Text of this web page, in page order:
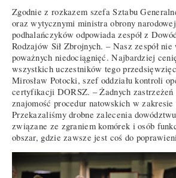
Zgodnie z rozkazem szefa Sztabu
oraz wytycznymi ministra obrony
podhalańczyków odpowiada zespół z
Rodzajów Sił Zbrojnych. – Nasz zespół nie
poważnych niedociągnięć. Najbardziej
wszystkich uczestników tego
Mirosław Potocki, szef oddziału kontroli
certyfikacji DORSZ. – Żadnych zastrzeżeń
znajomość procedur natowskich w zakresie
Przekazaliśmy drobne zalecenia
związane ze zgraniem komórek i osób
obszar, gdzie zawsze jest coś do